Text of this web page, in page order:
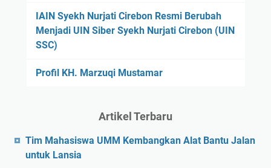
IAIN Syekh Nurjati Cirebon Resmi Berubah
Menjadi UIN Siber Syekh Nurjati Cirebon (UIN
SSC)
Profil KH. Marzuqi Mustamar
Artikel Terbaru
Tim Mahasiswa UMM Kembangkan Alat Bantu Jalan
untuk Lansia